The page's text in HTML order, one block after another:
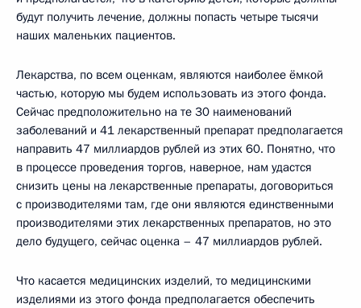
будут получить лечение, должны попасть четыре тысячи
наших маленьких пациентов.
Лекарства, по всем оценкам, являются наиболее ёмкой
частью, которую мы будем использовать из этого фонда.
Сейчас предположительно на те 30 наименований
заболеваний и 41 лекарственный препарат предполагается
направить 47 миллиардов рублей из этих 60. Понятно, что
в процессе проведения торгов, наверное, нам удастся
снизить цены на лекарственные препараты, договориться
с производителями там, где они являются единственными
производителями этих лекарственных препаратов, но это
дело будущего, сейчас оценка – 47 миллиардов рублей.
Что касается медицинских изделий, то медицинскими
изделиями из этого фонда предполагается обеспечить